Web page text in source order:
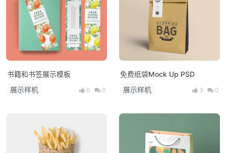
书籍和书签展示模板
展示样机
0 0
免费纸袋Mock Up PSD
展示样机
3 0